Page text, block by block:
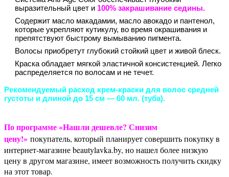
выразительный цвет и 100% закрашивание седины.
Содержит масло макадамии, масло авокадо и пантенол,
которые укрепляют кутикулу, во время окрашивания и
препятствуют быстрому вымыванию пигмента.
Волосы приобретут глубокий стойкий цвет и живой блеск.
Краска обладает мягкой эластичной консистенцией. Легко
распределяется по волосам и не течет.
Рекомендуемый расход крем-краски для волос средней
густоты и длиной до 15 см — 60 мл. (туба).
По программе «Нашли дешевле? Снизим
цену!» покупатель, который планирует совершить покупку в
интернет-магазине beautylavka.by, но нашел более низкую
цену в другом магазине, имеет возможность получить скидку
на этот товар.